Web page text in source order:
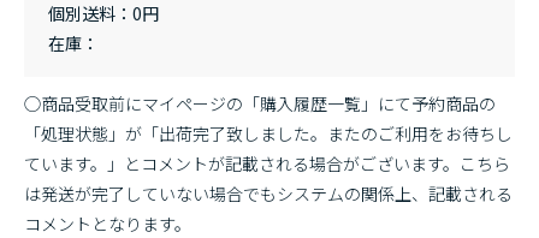
個別送料
0円
在庫
◯商品受取前にマイページの「購入履歴一覧」にて予約商品の
「処理状態」が「出荷完了致しました。またのご利用をお待ちし
ています。」とコメントが記載される場合がございます。こちら
は発送が完了していない場合でもシステムの関係上、記載される
コメントとなります。